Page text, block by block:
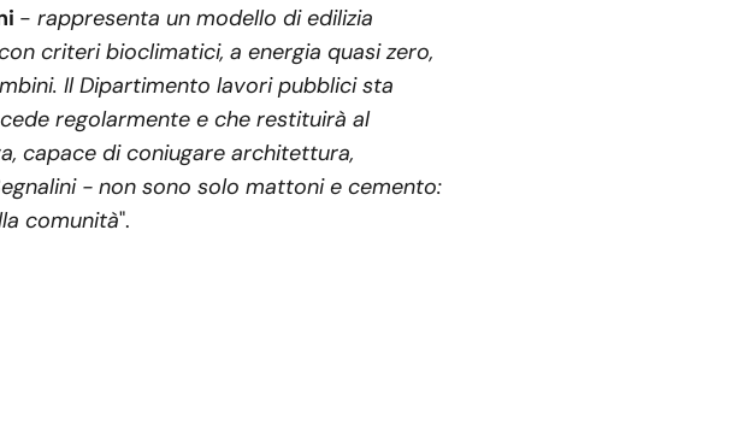
- rappresenta un modello di edilizia
criteri bioclimatici, a energia quasi zero,
Il Dipartimento lavori pubblici sta
regolarmente e che restituirà al
capace di coniugare architettura,
- non sono solo mattoni e cemento:
comunità".